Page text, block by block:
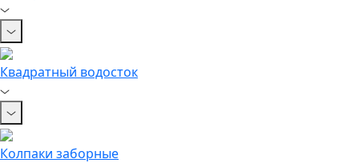
Квадратный водосток
Колпаки заборные